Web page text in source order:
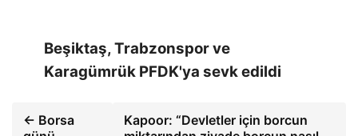
Beşiktaş, Trabzonspor ve
Karagümrük PFDK'ya sevk edildi
← Borsa
Kapoor: “Devletler için borcun